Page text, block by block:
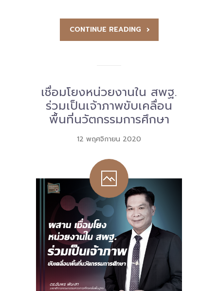
CONTINUE READING
เชื่อมโยงหน่วยงานใน สพฐ.
ร่วมเป็นเจ้าภาพขับเคลื่อน
พื้นที่นวัตกรรมการศึกษา
12 พฤศจิกายน 2020